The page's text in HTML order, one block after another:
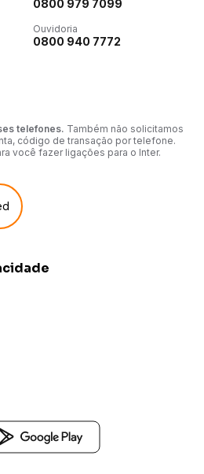
0800 979 7099
Ouvidoria
0800 940 7772
telefones. Também não solicitamos
código de transação por telefone.
você fazer ligações para o Inter.